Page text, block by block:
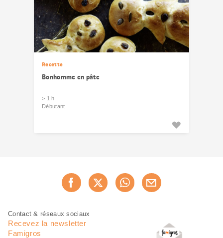
Recette
Bonhomme en pâte
> 1 h
Débutant
Recommander maintenant
Pied
page
Navigation
pied
Contact & réseaux sociaux
Recevez la newsletter
Famigros